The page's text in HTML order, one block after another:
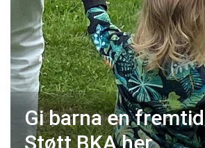
Gi barna en fremtid
Støtt BKAher